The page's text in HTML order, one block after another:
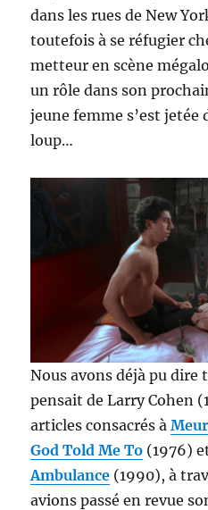
dans les rues de New
toutefois à se réfugier
metteur en scène
un rôle dans son
jeune femme s’est jetée
loup…
Nous avons déjà pu dire
pensait de Larry Cohen
articles consacrés à
God Told Me To (1976)
Ambulance (1990), à
avions passé en revue